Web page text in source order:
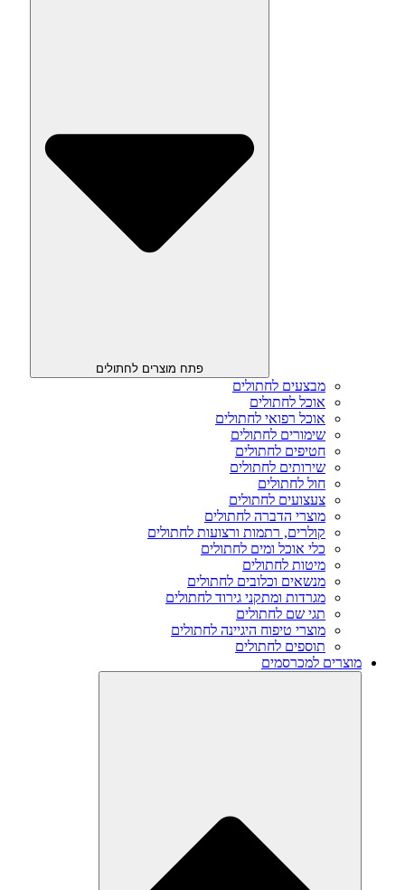
פתח מוצרים לחתולים
מבצעים לחתולים
אוכל לחתולים
אוכל רפואי לחתולים
שימורים לחתולים
חטיפים לחתולים
שירותים לחתולים
חול לחתולים
צעצועים לחתולים
מוצרי הדברה לחתולים
קולרים, רתמות ורצועות לחתולים
כלי אוכל ומים לחתולים
מיטות לחתולים
מנשאים וכלובים לחתולים
מגרדות ומתקני גירוד לחתולים
תגי שם לחתולים
מוצרי טיפוח היגיינה לחתולים
תוספים לחתולים
מוצרים למכרסמים